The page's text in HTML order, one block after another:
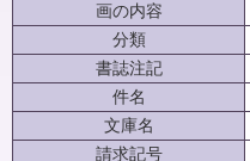
画の内容
分類
書誌注記
件名
文庫名
請求記号